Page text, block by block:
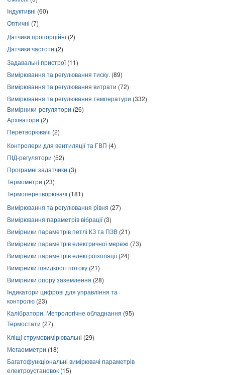
Індуктивні (60)
Оптичні (7)
Датчики пропорційні (2)
Датчики частоти (2)
Задавальні пристрої(11)
Вимірювання та регулювання тиску. (89)
Вимірювання та регулювання витрати (72)
Вимірювання та регулювання температури (332)
Вимірники-регулятори (26)
Архіватори (2)
Перетворювачі (2)
Контролери для вентиляції та ГВП (4)
ПІД-регулятори (52)
Програмні задатчики (3)
Термометри (23)
Термоперетворювачі (181)
Вимірювання та регулювання рівня (27)
Вимірювання параметрів вібрації(3)
Вимірники параметрів петлі КЗ та ПЗВ (21)
Вимірники параметрів електричної мережі (73)
Вимірники параметрів електроізоляції(24)
Вимірники швидкості потоку (21)
Вимірники опору заземлення (28)
Індикатори цифрові для управління та
контролю (23)
Калібратори. Метрологічне обладнання (95)
Термостати (27)
Кліщі струмовимірювальні (29)
Мегаомметри (18)
Багатофункціональні вимірювачі параметрів
електроустановок (15)